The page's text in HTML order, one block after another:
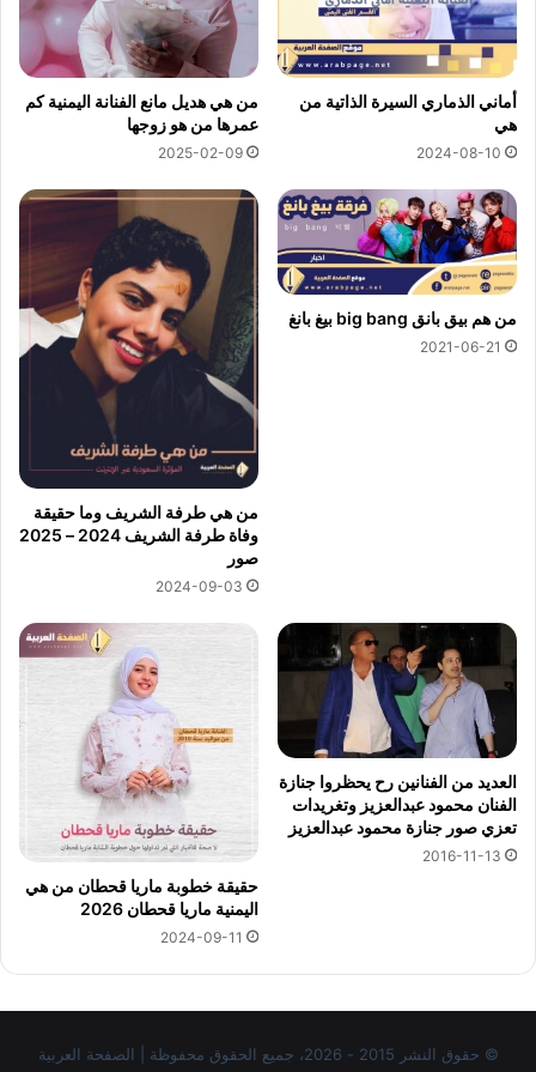
أماني الذماري السيرة الذاتية من
هي
2024-08-10
من هي هديل مانع الفنانة اليمنية كم
عمرها من هو زوجها
2025-02-09
من هم بيق بانق big bang بيغ بانغ
2021-06-21
من هي طرفة الشريف وما حقيقة
وفاة طرفة الشريف 2024 – 2025
صور
2024-09-03
العديد من الفنانين رح يحظروا جنازة
الفنان محمود عبدالعزيز وتغريدات
تعزي صور جنازة محمود عبدالعزيز
2016-11-13
حقيقة خطوبة ماريا قحطان من هي
اليمنية ماريا قحطان 2026
2024-09-11
© حقوق النشر 2015 - 2026، جميع الحقوق محفوظة | الصفحة العربية